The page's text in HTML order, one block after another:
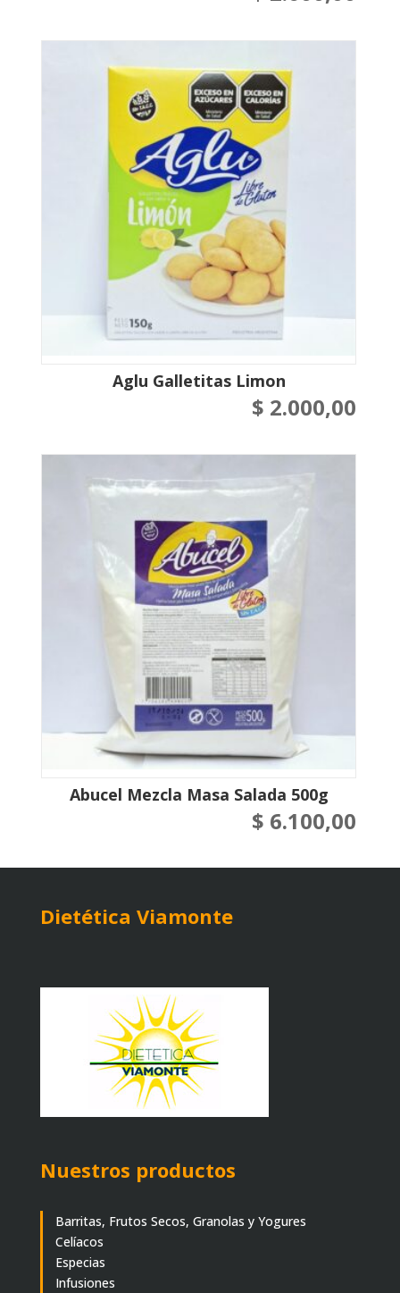
Aglu Galletitas Limon
$ 2.000,00
Abucel Mezcla Masa Salada 500g
$ 6.100,00
Dietética Viamonte
Nuestros productos
Barritas, Frutos Secos, Granolas y Yogures
Celíacos
Especias
Infusiones